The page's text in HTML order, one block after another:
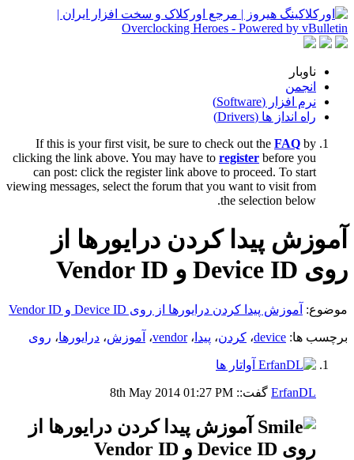
ناوبار
انجمن
نرم افزار (Software)
راه انداز ها (Drivers)
If this is your first visit, be sure to check out the FAQ by
clicking the link above. You may have to register before you
can post: click the register link above to proceed. To start
viewing messages, select the forum that you want to visit from
the selection below.
آموزش پیدا کردن درایورها از
روی Device ID و Vendor ID
موضوع: آموزش پیدا کردن درایورها از روی Device ID و Vendor ID
برچسب ها: device، کردن، پیدا ،vendor، آموزش، درایورها، روی
ErfanDL گفت:: 8th May 2014 01:27 PM
آموزش پیدا کردن درایورها از
روی Device ID و Vendor ID